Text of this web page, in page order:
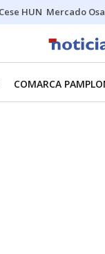
Cese HUN Mercado
COMARCA